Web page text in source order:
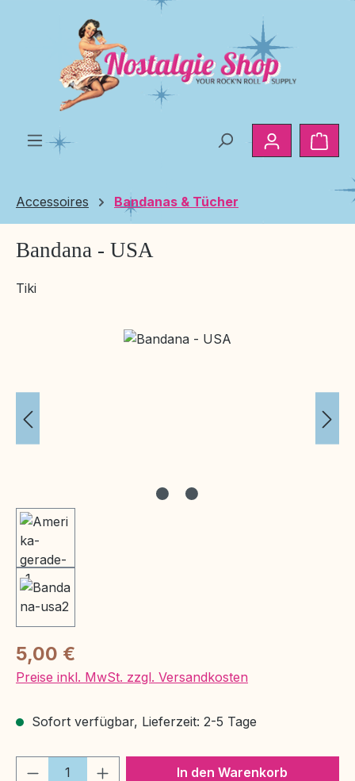
Zum Hauptinhalt springen
Accessoires Bandanas & Tücher
Bandana - USA
Tiki
Bildergalerie überspringen
Regulärer Preis:
5,00 €
Preise inkl. MwSt. zzgl. Versandkosten
Sofort verfügbar, Lieferzeit: 2-5 Tage
Produkt Anzahl: Gib denIn den Warenkorb